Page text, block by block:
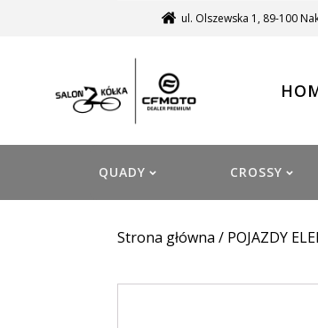
ul. Olszewska 1, 89-100
QUADY CROSSY
Strona główna / POJAZDY